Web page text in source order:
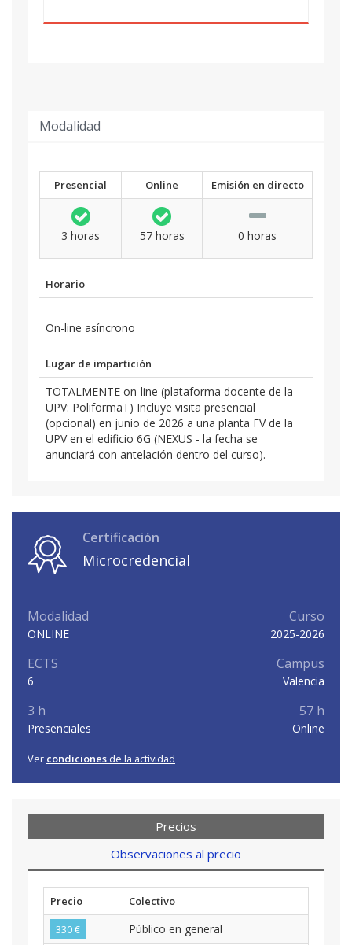
Modalidad
Presencial Online Emisión en directo
3 horas 57 horas 0 horas
Horario
On-line asíncrono
Lugar de impartición
TOTALMENTE on-line (plataforma docente de la
UPV: PoliformaT) Incluye visita presencial
(opcional) en junio de 2026 a una planta FV de la
UPV en el edificio 6G (NEXUS - la fecha se
anunciará con antelación dentro del curso).
Certificación
Microcredencial
Modalidad
ONLINE
Curso
2025-2026
ECTS
6
Campus
Valencia
3 h
Presenciales
57 h
Online
Ver condiciones de la actividad
Precios
Observaciones al precio
Precio
Colectivo
330 €
Público en general